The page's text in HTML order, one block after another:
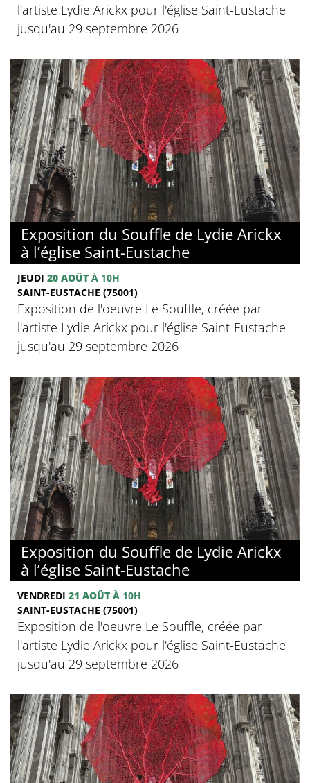
l'artiste Lydie Arickx pour l'église Saint-Eustache
jusqu'au 29 septembre 2026
Exposition du Souffle de Lydie Arickx
à l’église Saint-Eustache
JEUDI 20 AOÛT À 10H
SAINT-EUSTACHE (75001)
Exposition de l'oeuvre Le Souffle, créée par
l'artiste Lydie Arickx pour l'église Saint-Eustache
jusqu'au 29 septembre 2026
Exposition du Souffle de Lydie Arickx
à l’église Saint-Eustache
VENDREDI 21 AOÛT À 10H
SAINT-EUSTACHE (75001)
Exposition de l'oeuvre Le Souffle, créée par
l'artiste Lydie Arickx pour l'église Saint-Eustache
jusqu'au 29 septembre 2026